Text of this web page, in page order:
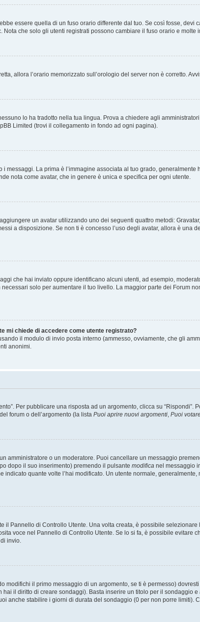
essere quella di un fuso orario differente dal tuo. Se così fosse,
che solo gli utenti registrati possono cambiare il fuso orario e molte
allora l’orario memorizzato sull’orologio del server non è corretto.
lo ha tradotto nella tua lingua. Prova a chiedere agli
Limited (trovi il collegamento in fondo ad ogni pagina).
messaggi. La prima è l’immagine associata al tuo grado,
nota come avatar, che in genere è unica e specifica per ogni utente.
un avatar utilizzando uno dei seguenti quattro metodi:
a disposizione. Se non ti è concesso l’uso degli avatar, allora è una
che hai inviato oppure identificano alcuni utenti, ad esempio,
solo per aumentare il tuo livello. La maggior parte dei Forum
mi chiede di accedere come utente registrato?
il modulo di invio posta interno (ammesso, ovviamente, che gli
anonimi.
Per pubblicare una risposta ad un argomento, clicca su “Rispondi”.
forum o dell’argomento (la lista Puoi aprire nuovi argomenti Puoi
amministratore o un moderatore. Puoi cancellare un messaggio
dopo il suo inserimento) premendo il pulsante modifica nel messaggio
quante volte l’hai modificato. Un utente normale,
Pannello di Controllo Utente. Una volta creata, è possibile selezionare
voce nel Pannello di Controllo Utente. Se lo si fa, è possibile evitare
invio.
il primo messaggio di un argomento, se ti è permesso)
il diritto di creare sondaggi). Basta inserire un titolo per il sondaggio
anche stabilire i giorni di durata del sondaggio (0 per non porre limiti).